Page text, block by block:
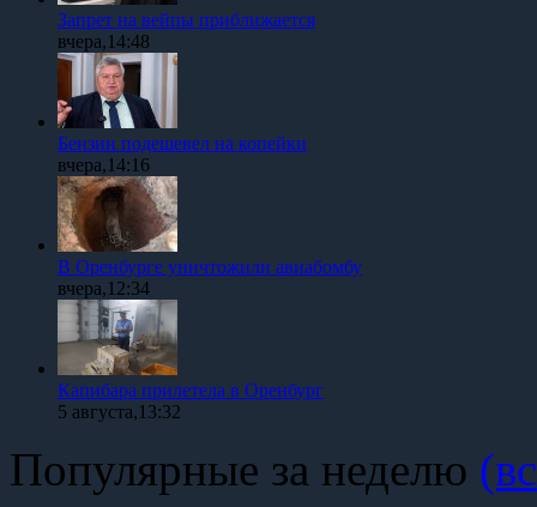
Запрет на вейпы приближается
вчера,14:48
Бензин подешевел на копейки
вчера,14:16
В Оренбурге уничтожили авиабомбу
вчера,12:34
Капибара прилетела в Оренбург
5 августа,13:32
Популярные за неделю